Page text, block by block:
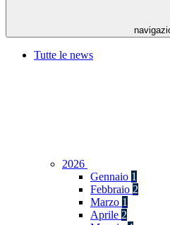
Tutte le news
2026
Gennaio 1
Febbraio 2
Marzo 1
Aprile 2